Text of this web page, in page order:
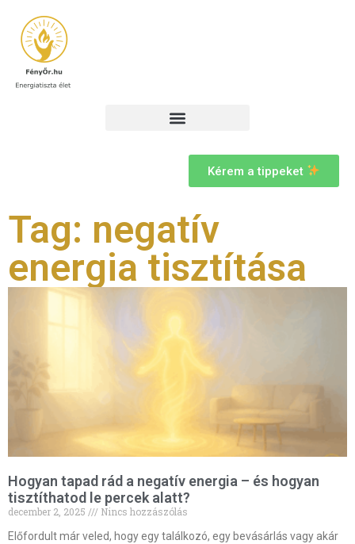
Kérem a tippeket
Tag: negatív
energia tisztítása
Hogyan tapad rád a negatív energia – és hogyan
tisztíthatod le percek alatt?
december 2, 2025
Nincs hozzászólás
Előfordult már veled, hogy egy találkozó, egy bevásárlás vagy akár